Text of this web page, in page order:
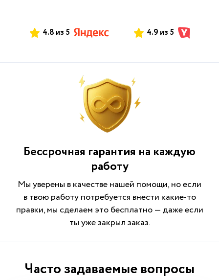
4.8 из 5 4.9 из 5
Бессрочная гарантия на каждую
работу
Мы уверены в качестве нашей помощи, но если
в твою работу потребуется внести какие-то
правки, мы сделаем это бесплатно — даже если
ты уже закрыл заказ.
Часто задаваемые вопросы